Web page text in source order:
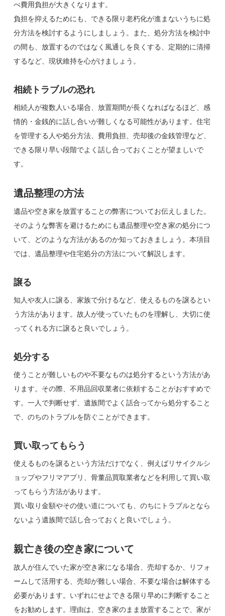
べ費用負担が大きくなります。
負担を抑えるためにも、できる限り老朽化が進まないうちに処
分方法を検討するようにしましょう。また、処分方法を検討中
の間も、放置するのではなく風通しを良くする、定期的に清掃
するなど、現状維持を心がけましょう。
相続トラブルの恐れ
相続人が複数人いる場合、放置期間が長くなればなるほど、感
情的・金銭的に話し合いが難しくなる可能性があります。住宅
を管理する人や処分方法、費用負担、売却後の金銭管理など、
できる限り早い段階でよく話し合っておくことが望ましいで
す。
遺品整理の方法
遺品や空き家を放置することの弊害についてお伝えしました。
そのような弊害を避けるためにも遺品整理や空き家の処分につ
いて、どのような方法があるのか知っておきましょう。本項目
では、遺品整理や住宅処分の方法について解説します。
譲る
知人や友人に譲る、家族で分けるなど、使えるものを譲るとい
う方法があります。故人が使っていたものを理解し、大切に使
ってくれる方に譲ると良いでしょう。
処分する
使うことが難しいものや不要なものは処分するという方法があ
ります。その際、不用品回収業者に依頼することがおすすめで
す。一人で判断せず、遺族間でよく話合ってから処分すること
で、のちのトラブルを防ぐことができます。
買い取ってもらう
使えるものを譲るという方法だけでなく、例えばリサイクルシ
ョップやフリマアプリ、骨董品買取業者などを利用して買い取
ってもらう方法があります。
買い取り金額やその使い道についても、のちにトラブルとなら
ないよう遺族間で話し合っておくと良いでしょう。
親亡き後の空き家について
故人が住んでいた家が空き家になる場合、売却するか、リフォ
ームして活用する、売却が難しい場合、不要な場合は解体する
必要があります。いずれにせよできる限り早めに判断すること
をお勧めします。理由は、空き家のまま放置することで、家が